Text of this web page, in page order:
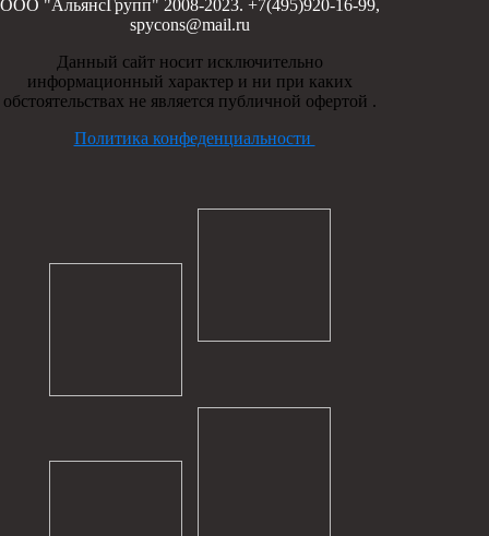
ООО "АльянсГрупп" 2008-2023. +7(495)920-16-99,
spycons@mail.ru
Данный сайт носит исключительно
информационный характер и ни при каких
обстоятельствах не является публичной офертой .
Политика конфеденциальности